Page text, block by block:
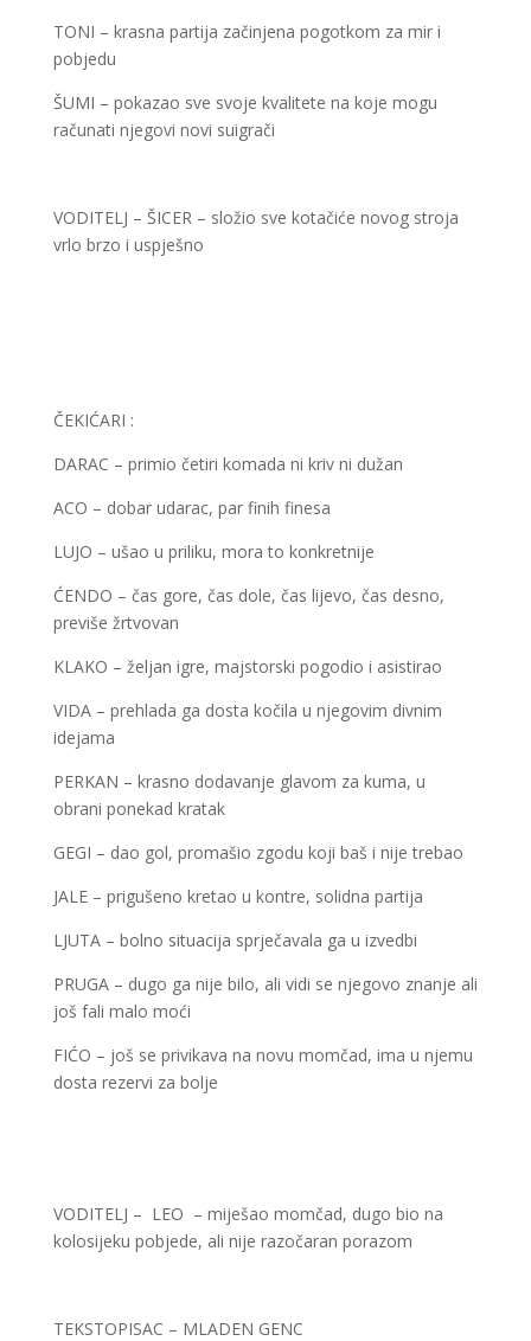
TONI – krasna partija začinjena pogotkom za mir i
pobjedu
ŠUMI – pokazao sve svoje kvalitete na koje mogu
računati njegovi novi suigrači
VODITELJ – ŠICER – složio sve kotačiće novog stroja
vrlo brzo i uspješno
ČEKIĆARI :
DARAC – primio četiri komada ni kriv ni dužan
ACO – dobar udarac, par finih finesa
LUJO – ušao u priliku, mora to konkretnije
ĆENDO – čas gore, čas dole, čas lijevo, čas desno,
previše žrtvovan
KLAKO – željan igre, majstorski pogodio i asistirao
VIDA – prehlada ga dosta kočila u njegovim divnim
idejama
PERKAN – krasno dodavanje glavom za kuma, u
obrani ponekad kratak
GEGI – dao gol, promašio zgodu koji baš i nije trebao
JALE – prigušeno kretao u kontre, solidna partija
LJUTA – bolno situacija sprječavala ga u izvedbi
PRUGA – dugo ga nije bilo, ali vidi se njegovo znanje ali
još fali malo moći
FIĆO – još se privikava na novu momčad, ima u njemu
dosta rezervi za bolje
VODITELJ – LEO – miješao momčad, dugo bio na
kolosijeku pobjede, ali nije razočaran porazom
TEKSTOPISAC – MLADEN GENC